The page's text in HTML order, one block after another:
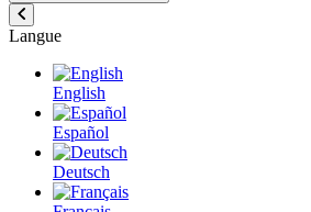
Langue
English
Español
Deutsch